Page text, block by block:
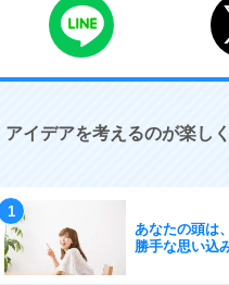
アイデアを考えるのが楽し
あなたの頭は
勝手な思い込